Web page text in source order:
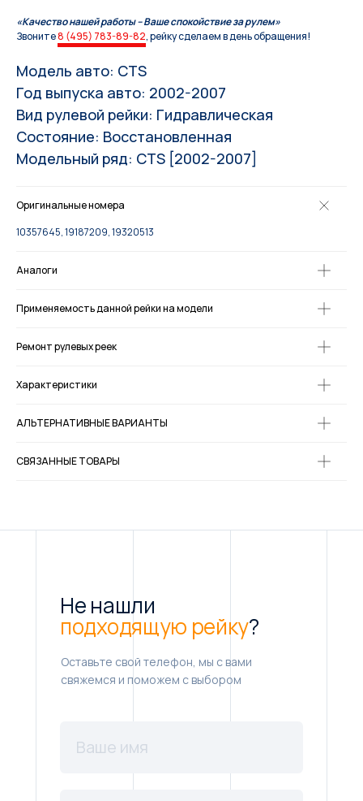
«Качество нашей работы – Ваше спокойствие за рулем»
Звоните8 (495) 783-89-82, рейку сделаем в день обращения!
Модель авто: CTS
Год выпуска авто: 2002-2007
Вид рулевой рейки: Гидравлическая
Состояние: Восстановленная
Модельный ряд: CTS [2002-2007]
Оригинальные номера
10357645, 19187209, 19320513
Аналоги
Применяемость данной рейки на модели
Ремонт рулевых реек
Характеристики
АЛЬТЕРНАТИВНЫЕ ВАРИАНТЫ
СВЯЗАННЫЕ ТОВАРЫ
Не нашли
подходящую рейку?
Оставьте свой телефон, мы с вами
свяжемся и поможем с выбором